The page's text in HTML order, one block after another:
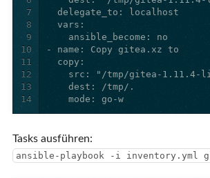
7
8
9
10
11
12
13
14
    mode: go-w
Tasks ausführen:
ansible-playbook -i inventory.yml